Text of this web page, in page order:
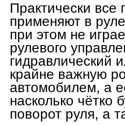
Практически все
применяют в
при этом не
рулевого
гидравлический
крайне важную
автомобилем, а
насколько чётко
поворот руля, а